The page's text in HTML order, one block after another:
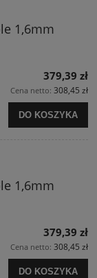
1,6mm
379,39 zł
Cena netto: 308,45 zł
DO KOSZYKA
1,6mm
379,39 zł
Cena netto: 308,45 zł
DO KOSZYKA